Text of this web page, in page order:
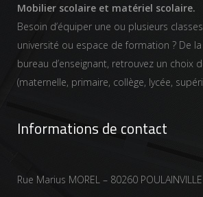
Mobilier scolaire et matériel scolaire.
Besoin d’équiper une ou plusieurs
université ou espace de formation ? De
bureau d’enseignant, retrouvez un choix
(maternelle, primaire, collège, lycée,
Informations de contact
Rue Marius MOREL – 80260 POULAINVILLE